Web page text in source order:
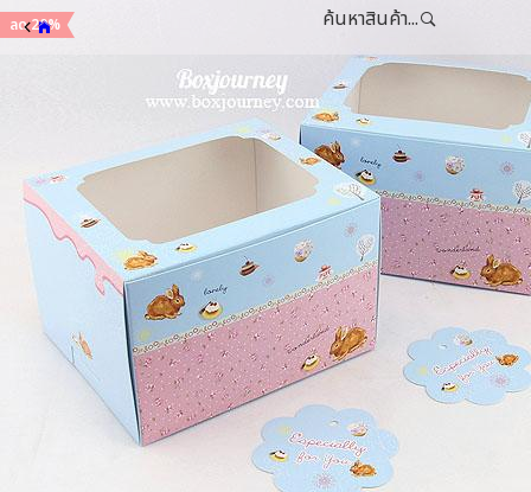
ค้นหาสินค้า...
ลด 20%